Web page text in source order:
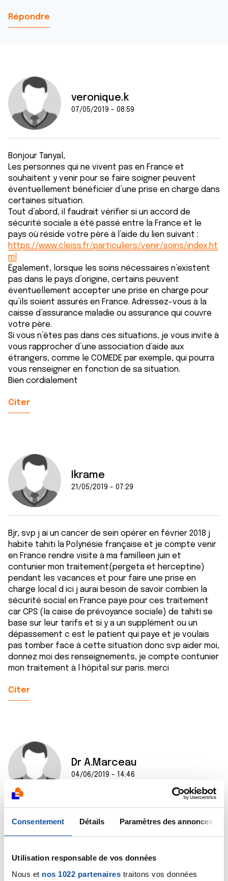
Consentement Détails Paramètres des annonces
Utilisation responsable de vos données
Nous et nos 1022 partenaires traitons vos données
Répondre
veronique.k
07/05/2019 - 08:59
Bonjour Tanyal,
Les personnes qui ne vivent pas en France et
souhaitent y venir pour se faire soigner peuvent
éventuellement bénéficier d’une prise en charge dans
certaines situation.
Tout d’abord, il faudrait vérifier si un accord de
sécurité sociale a été passé entre la France et le
pays où réside votre père à l’aide du lien suivant :
https://www.cleiss.fr/particuliers/venir/soins/index.ht
ml
Également, lorsque les soins nécessaires n’existent
pas dans le pays d’origine, certains peuvent
éventuellement accepter une prise en charge pour
qu’ils soient assurés en France. Adressez-vous à la
caisse d’assurance maladie ou assurance qui couvre
votre père.
Si vous n’êtes pas dans ces situations, je vous invite à
vous rapprocher d’une association d’aide aux
étrangers, comme le COMEDE par exemple, qui pourra
vous renseigner en fonction de sa situation.
Bien cordialement
Citer
Ikrame
21/05/2019 - 07:29
Bjr, svp j ai un cancer de sein opérer en février 2018 j
habite tahiti la Polynésie française et je compte venir
en France rendre visite à ma familleen juin et
contunier mon traitement(pergeta et herceptine)
pendant les vacances et pour faire une prise en
charge local d ici j aurai besoin de savoir combien la
sécurité social en France paye pour ces traitement
car CPS (la caise de prévoyance sociale) de tahiti se
base sur leur tarifs et si y a un supplément ou un
dépassement c est le patient qui paye et je voulais
pas tomber face à cette situation donc svp aider moi,
donnez moi des renseignements, je compte contunier
mon traitement à l hôpital sur paris. merci
Citer
Dr A.Marceau
04/06/2019 - 14:46
Bonjour,
Pour Herceptin, c'est 424,40 €HT.
de bien préparer votre séjour à Paris, j'imagine qu'il